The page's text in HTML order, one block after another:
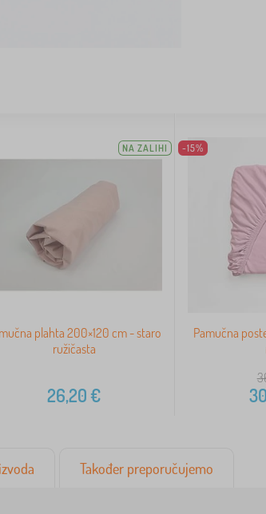
NA ZALIHI
plahta 200×120 cm - staro
ružičasta
26,20€
-15%
Pamučna
Također preporučujemo